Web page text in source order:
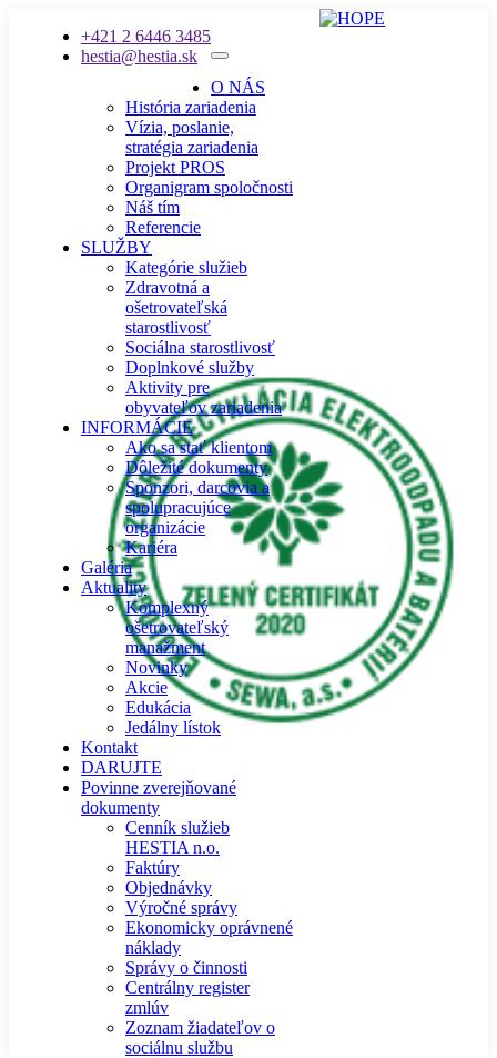
+421 2 6446 3485
hestia@hestia.sk
O NÁS
História zariadenia
Vízia, poslanie,
stratégia zariadenia
Projekt PROS
Organigram spoločnosti
Náš tím
Referencie
SLUŽBY
Kategórie služieb
Zdravotná a
ošetrovateľská
starostlivosť
Sociálna starostlivosť
Doplnkové služby
Aktivity pre
obyvateľov zariadenia
INFORMÁCIE
Ako sa stať klientom
Dôležité dokumenty
Sponzori, darcovia a
spolupracujúce
organizácie
Kariéra
Galéria
Aktuality
Komplexný
ošetrovateľský
manažment
Novinky
Akcie
Edukácia
Jedálny lístok
Kontakt
DARUJTE
Povinne zverejňované
dokumenty
Cenník služieb
HESTIA n.o.
Faktúry
Objednávky
Výročné správy
Ekonomicky oprávnené
náklady
Správy o činnosti
Centrálny register
zmlúv
Zoznam žiadateľov o
sociálnu službu